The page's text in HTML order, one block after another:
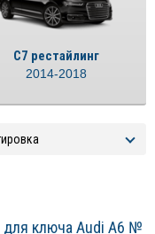
C7 рестайлинг
2014-2018
ключа Audi A6 №